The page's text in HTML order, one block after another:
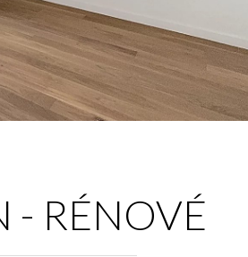
- RÉNOVÉ